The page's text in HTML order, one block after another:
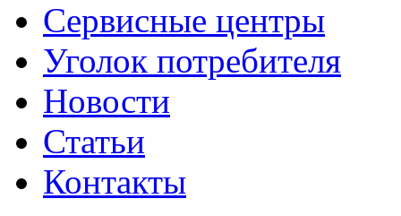
Сервисные центры
Уголок потребителя
Новости
Статьи
Контакты